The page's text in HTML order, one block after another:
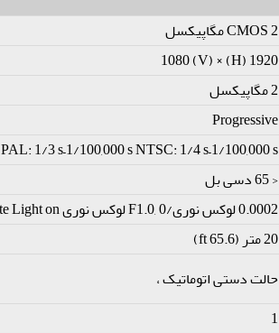
CMOS 2 مگاپیکسل
1920 (H) × 1080 (V)
2 مگاپیکسل
Progressive
PAL: 1/3 s–1/100,000 s NTSC: 1/4 s–1/100,000 s
< 65 دسی بل
0.0002 لوکس نوری/F1.0, 0 لوکس نوری White Light on
20 متر (65.6 ft)
حالت دستی اتوماتیک ،
1